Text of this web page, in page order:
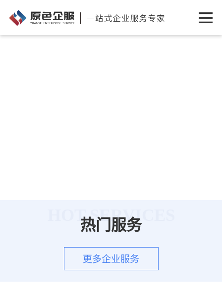
HOT SERVICES
热门服务
更多企业服务